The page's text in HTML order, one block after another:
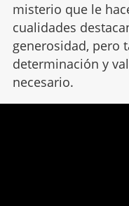
misterio que le
cualidades
generosidad, pero
determinación y
necesario.